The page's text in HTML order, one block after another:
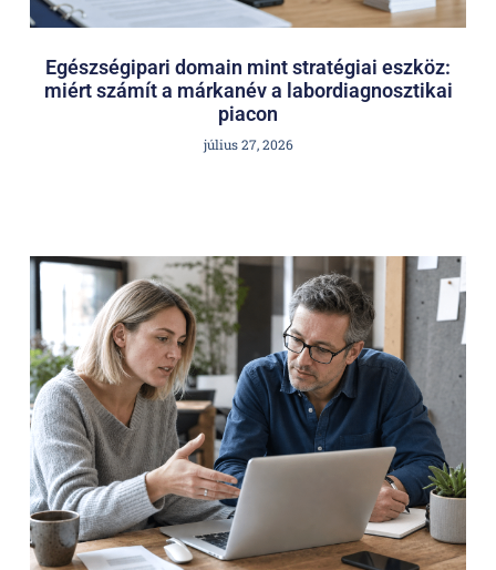
Egészségipari domain mint stratégiai eszköz:
miért számít a márkanév a labordiagnosztikai
piacon
július 27, 2026